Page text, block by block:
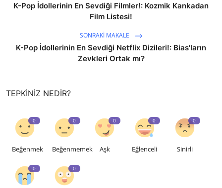
K-Pop İdollerinin En Sevdiği Filmler!: Kozmik Kankadan
Film Listesi!
SONRAKI MAKALE
K-Pop İdollerinin En Sevdiği Netflix Dizileri!: Bias'ların
Zevkleri Ortak mı?
TEPKINIZ NEDIR?
0
Beğenmek
0
Beğenmemek
0
Aşk
0
Eğlenceli
0
Sinirli
0 0